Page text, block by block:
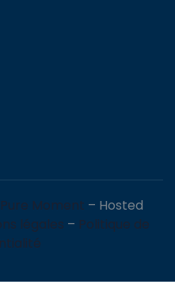
Pure Moment – Hosted
légales – Politique de